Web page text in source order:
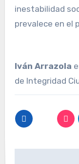
inestabilidad
prevalece en el
Iván Arrazola
de Integridad